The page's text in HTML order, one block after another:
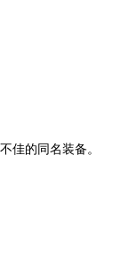
佳的同名装备。